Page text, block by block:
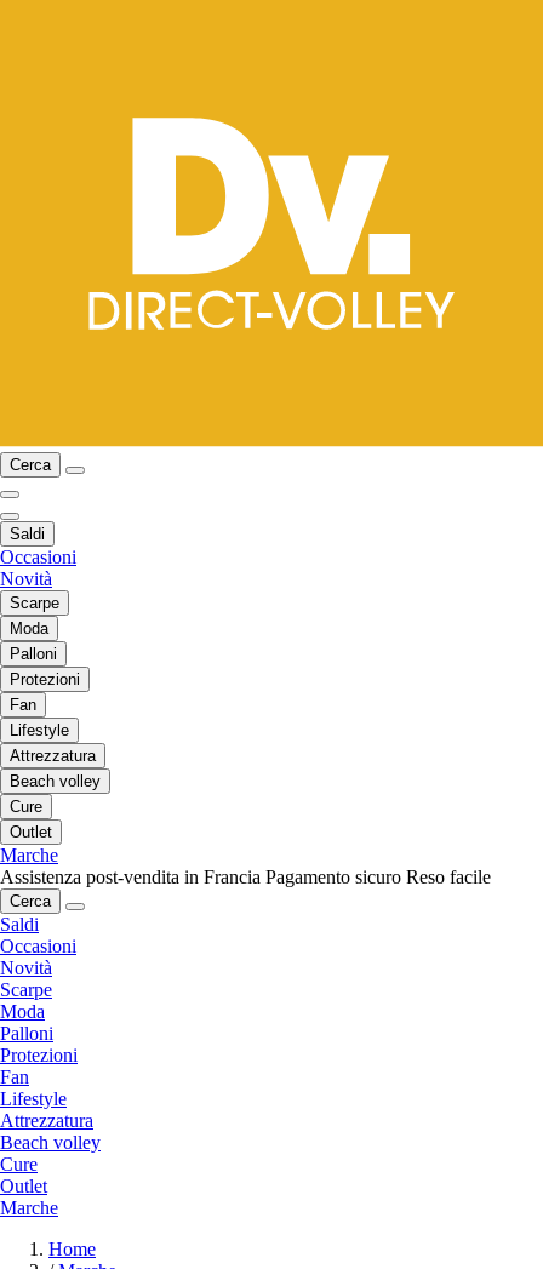
Cerca
Saldi
Occasioni
Novità
Scarpe
Moda
Palloni
Protezioni
Fan
Lifestyle
Attrezzatura
Beach volley
Cure
Outlet
Marche
Assistenza post-vendita in Francia Pagamento sicuro Reso facile
Cerca
Saldi
Occasioni
Novità
Scarpe
Moda
Palloni
Protezioni
Fan
Lifestyle
Attrezzatura
Beach volley
Cure
Outlet
Marche
Home